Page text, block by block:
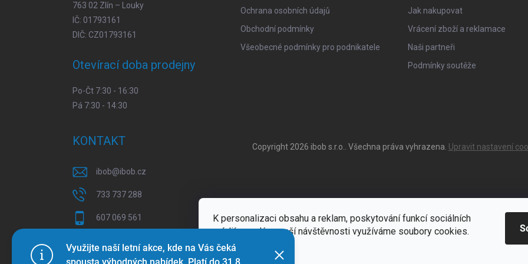
K personalizaci obsahu a reklam, poskytování funkcí sociálních
médií a analýze naší návštěvnosti využíváme soubory cookies.
Více informací
Využijte naší letní akce, kde na Vás čeká
763 02 Zlín – Louky
IČ: 01793161
DIČ: CZ01793161
Otevírací doba prodejny
Po-Čt 7:30 - 16:30
Pá 7:30 - 14:30
Ochrana osobních údajů
Obchodní podmínky
Všeobecné podmínky pro podnikatele
Jak nakupovat
Vrácení zboží a reklamace
Naši partneři
Podmínky soutěže
KONTAKT
ibob@ibob.cz
733 737 288
607 069 561
Copyright 2026 ibob s.r.o. . Všechna práva vyhrazena. Upravit nastavení